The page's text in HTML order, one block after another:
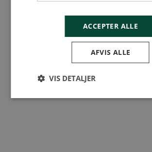
ACCEPTER ALLE
AFVIS ALLE
VIS DETALJER